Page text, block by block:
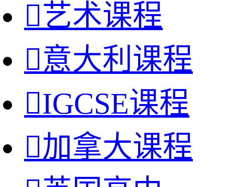
艺术课程
意大利课程
IGCSE课程
加拿大课程